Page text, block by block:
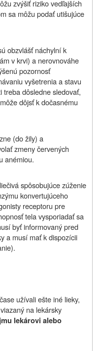
zvýšiť riziko vedľajších
sa môžu podať utišujúce
obzvlášť náchylní k
v krvi) a nerovnováhe
pozornosť
vyšetrenia a stavu
dôsledne sledovať,
dôjsť k dočasnému
(do žily) a
zmeny červených
anémiou.
spôsobujúce zúženie
konvertujúceho
receptoru pre
tela vysporiadať sa
byť informovaný pred
a musí mať k dispozícii
užívali ešte iné lieky,
na lekársky
lekárovi alebo